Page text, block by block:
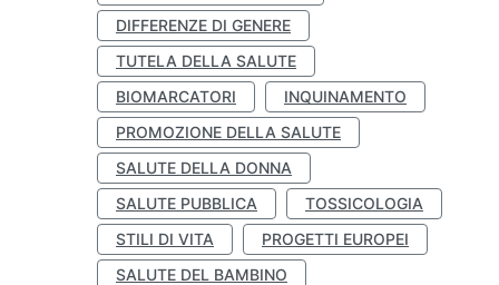
DIFFERENZE DI GENERE
TUTELA DELLA SALUTE
BIOMARCATORI
INQUINAMENTO
PROMOZIONE DELLA SALUTE
SALUTE DELLA DONNA
SALUTE PUBBLICA
TOSSICOLOGIA
STILI DI VITA
PROGETTI EUROPEI
SALUTE DEL BAMBINO